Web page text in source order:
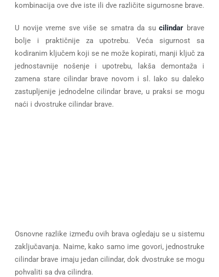
kombinacija ove dve iste ili dve različite sigurnosne brave.
U novije vreme sve više se smatra da sucilindar brave
bolje i praktičnije za upotrebu. Veća sigurnost sa
kodiranim ključem koji se ne može kopirati, manji ključ za
jednostavnije nošenje i upotrebu, lakša demontaža i
zamena stare cilindar brave novom i sl. Iako su daleko
zastupljenije jednodelne cilindar brave, u praksi se mogu
naći i dvostruke cilindar brave.
Osnovne razlike između ovih brava ogledaju se u sistemu
zaključavanja. Naime, kako samo ime govori, jednostruke
cilindar brave imaju jedan cilindar, dok dvostruke se mogu
pohvaliti sa dva cilindra.